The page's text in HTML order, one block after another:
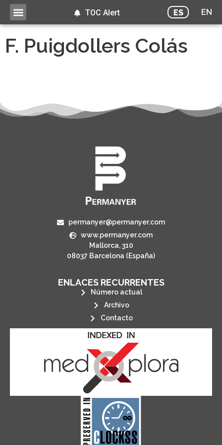
ES EN
TOC Alert
F. Puigdollers Colás
permanyer@permanyer.com
www.permanyer.com
Mallorca, 310
08037 Barcelona (España)
ENLACES RECURRENTES
Número actual
Archivo
Contacto
CLOCKSS is a dak archive that
ensures the long-term survival
of web-based scholary
publications, governed by and for
its stakeholders.